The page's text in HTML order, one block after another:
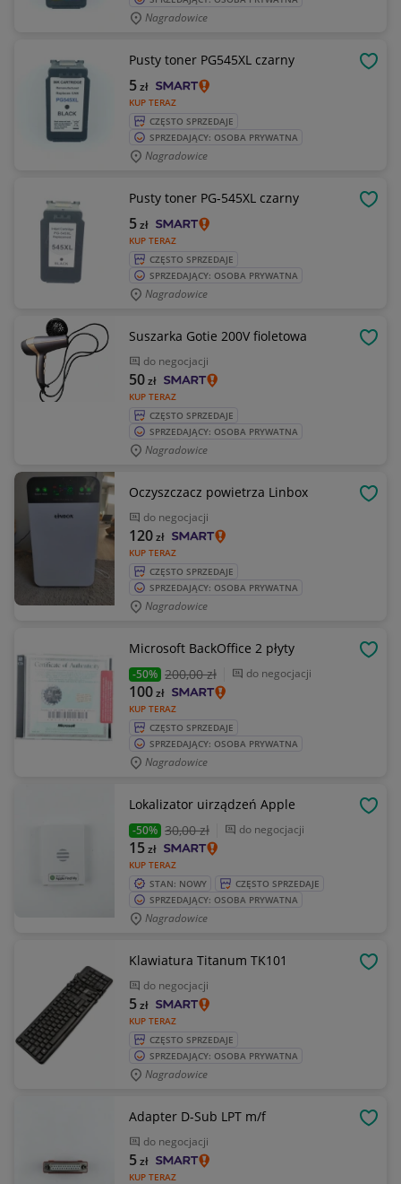
Nagradowice
Pusty toner PG545XL czarny
KUP TERAZ
5zł
CZĘSTO SPRZEDAJE
SPRZEDAJĄCY: OSOBA PRYWATNA
Nagradowice
Pusty toner PG-545XL czarny
KUP TERAZ
5zł
CZĘSTO SPRZEDAJE
SPRZEDAJĄCY: OSOBA PRYWATNA
Nagradowice
Suszarka Gotie 200V fioletowa
do negocjacji
KUP TERAZ
50zł
CZĘSTO SPRZEDAJE
SPRZEDAJĄCY: OSOBA PRYWATNA
Nagradowice
Oczyszczacz powietrza Linbox
do negocjacji
KUP TERAZ
120zł
CZĘSTO SPRZEDAJE
SPRZEDAJĄCY: OSOBA PRYWATNA
Nagradowice
Microsoft BackOffice 2 płyty
-50% 200,00 zł do negocjacji
KUP TERAZ
100zł
CZĘSTO SPRZEDAJE
SPRZEDAJĄCY: OSOBA PRYWATNA
Nagradowice
Lokalizator uirządzeń Apple
-50% 30,00 zł do negocjacji
KUP TERAZ
15zł
STAN: NOWY
CZĘSTO SPRZEDAJE
SPRZEDAJĄCY: OSOBA PRYWATNA
Nagradowice
Klawiatura Titanum TK101
do negocjacji
KUP TERAZ
5zł
CZĘSTO SPRZEDAJE
SPRZEDAJĄCY: OSOBA PRYWATNA
Nagradowice
Adapter D-Sub LPT m/f
do negocjacji
KUP TERAZ
5zł